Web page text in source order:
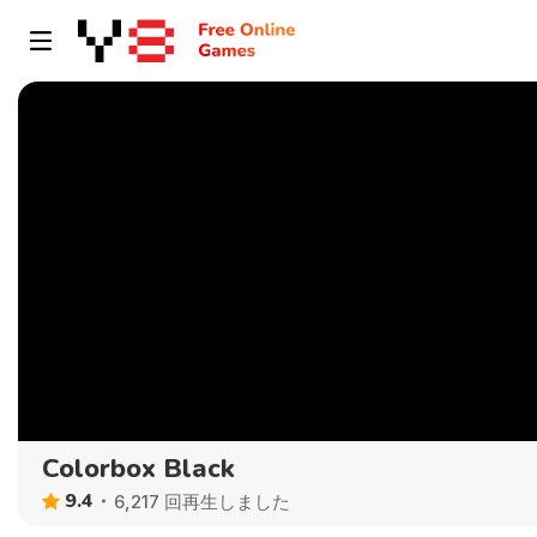
Colorbox Black
9.4 6,217 回再生しました